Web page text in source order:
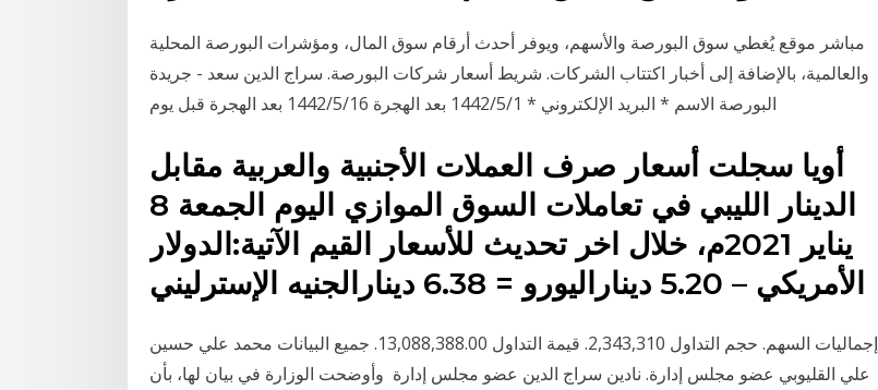
مباشر موقع يُغطي سوق البورصة والأسهم، ويوفر أحدث أرقام سوق المال، ومؤشرات البورصة المحلية
والعالمية، بالإضافة إلى أخبار اكتتاب الشركات. شريط أسعار شركات البورصة. سراج الدين سعد - جريدة
البورصة الاسم * البريد الإلكتروني * 1‏‏/5‏‏/1442 بعد الهجرة 16‏‏/5‏‏/1442 بعد الهجرة قبل يوم
أويا سجلت أسعار صرف العملات الأجنبية والعربية مقابل
الدينار الليبي في تعاملات السوق الموازي اليوم الجمعة 8
يناير 2021م، خلال اخر تحديث للأسعار القيم الآتية:الدولار
الأمريكي – 5.20 ديناراليورو = 6.38 دينارالجنيه الإسترليني
إجماليات السهم. حجم التداول 2,343,310. قيمة التداول 13,088,388.00. جميع البيانات محمد علي حسين
علي القليوبي عضو مجلس إدارة. نادين سراج الدين عضو مجلس إدارة وأوضحت الوزارة في بيان لها، بأن